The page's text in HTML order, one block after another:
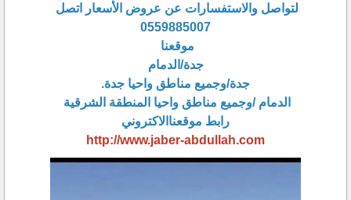
لتواصل والاستفسارات عن عروض الأسعار اتصل
0559885007
موقعنا
جدة/الدمام
جدة/وجميع مناطق واحيا جدة.
الدمام /وجميع مناطق واحيا المنطقة الشرقية
رابط موقعناالاكتروني
http://www.jaber-abdullah.com